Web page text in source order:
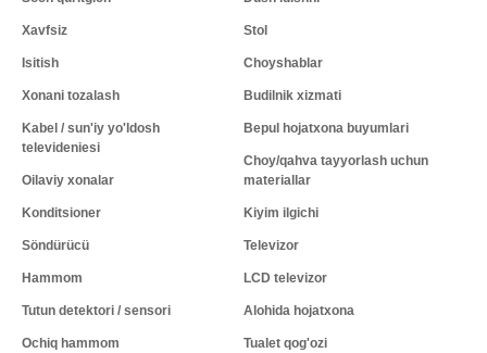
Xavfsiz
Isitish
Xonani tozalash
Kabel / sun'iy yo'ldosh
televideniesi
Oilaviy xonalar
Konditsioner
Söndürücü
Hammom
Tutun detektori / sensori
Ochiq hammom
Stol
Choyshablar
Budilnik xizmati
Bepul hojatxona buyumlari
Choy/qahva tayyorlash uchun
materiallar
Kiyim ilgichi
Televizor
LCD televizor
Alohida hojatxona
Tualet qog'ozi